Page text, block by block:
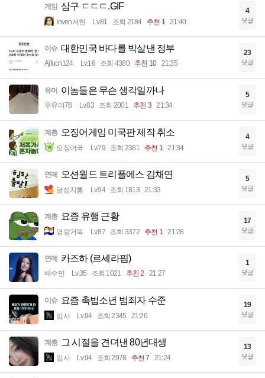
게임 삼구 ㄷㄷㄷ.GIF
Inven서현 Lv.81 조회 2184 추천 1 21:40
4
댓글
이슈 대한민국 바다를 박살낸 정부
Ajfucn124 Lv.16 조회 4380 추천 10 21:35
23
댓글
유머 이놈들은 무슨 생각일까나
우유리78 Lv.83 조회 2001 추천 3 21:34
5
댓글
계층 오징어게임 미국판 제작 취소
오징어국 Lv.79 조회 2381 추천 1 21:34
4
댓글
연예 오션월드 트리플에스 김채연
달섭지롱 Lv.94 조회 1813 21:33
5
댓글
계층 요증 유행 근황
명량거북 Lv.87 조회 3372 추천 1 21:28
17
댓글
연예 카즈하 (르세라핌)
배수민 Lv.35 조회 1021 추천 2 21:27
1
댓글
이슈 요즘 촉법소년 범죄자 수준
입사 Lv.94 조회 2345 21:26
19
댓글
계층 그 시절을 견뎌낸 80년대생
입사 Lv.94 조회 2978 추천 7 21:24
13
댓글